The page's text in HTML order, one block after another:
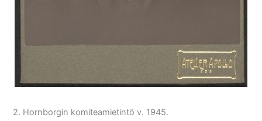
2. Hornborgin komiteamietintö v. 1945.